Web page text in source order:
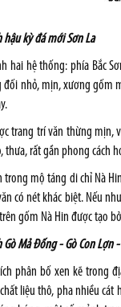
kỳ đá mới Sơn La
hai hệ thống: phía Bắc
đối nhỏ, mịn, xương gốm
trang trí văn thừng mịn,
thưa, rất gần phong cách
mộ táng di chỉ Nà
có nét khác biệt. Nếu
gốm Nà Hin được tạo
Mả Đống - Gò Con Lợn
phân bố xen kẽ trong
liệu thô, pha nhiều cát